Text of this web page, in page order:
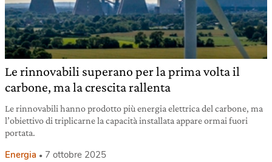
Le rinnovabili superano per la prima volta il
carbone, ma la crescita rallenta
Le rinnovabili hanno prodotto più energia elettrica del carbone, ma
l’obiettivo di triplicarne la capacità installata appare ormai fuori
portata.
Energia 7 ottobre 2025